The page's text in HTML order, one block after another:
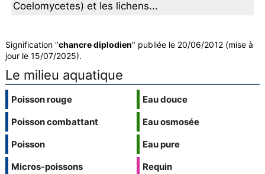
Coelomycetes) et les lichens...
Signification "chancre diplodien" publiée le 20/06/2012 (mise à
jour le 15/07/2025).
Le milieu aquatique
Poisson rouge
Poisson combattant
Poisson
Micros-poissons
Eau douce
Eau osmosée
Eau pure
Requin